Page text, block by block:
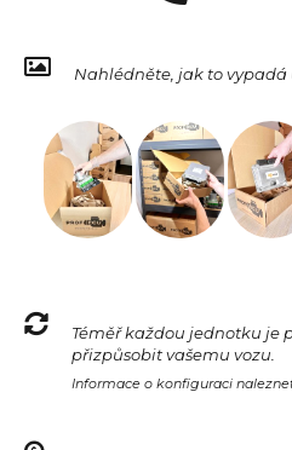
Nahlédněte, jak to vypadá
Téměř každou jednotku je
přizpůsobit vašemu vozu.
Informace o konfiguraci